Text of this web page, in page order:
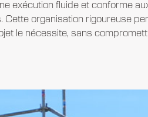
exécution fluide et conforme
Cette organisation rigoureuse
le nécessite, sans